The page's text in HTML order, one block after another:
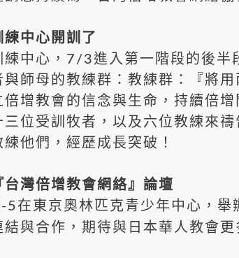
中心開訓了
練中心，7/3進入第一階段的後半
師母的教練群：教練群：『將
增教會的信念與生命，持續倍
位受訓牧者，以及六位教練來
他們，經歷成長突破！
灣倍增教會網絡』論壇
在東京奧林匹克青少年中心，舉
結與合作 ，期待與日本華人教會